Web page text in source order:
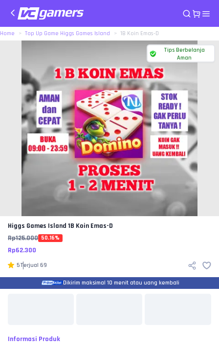
Home Top Up Game Higgs Games Island 1B Koin Emas-D
Tips Berbelanja
Aman
Higgs Games Island 1B Koin Emas-D
Rp125.000 50.16%
Rp62.300
5Terjual 69
Dikirim maksimal 10 menit atau uang kembali
Informasi Produk